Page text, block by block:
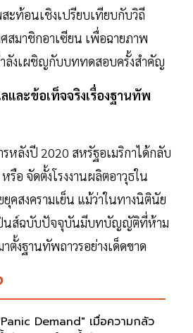
ะท้อนเชิงเปรียบเทียบกับวิถี
สมาชิกอาเซียน เพื่อฉายภาพ
ลังเผชิญกับบททดสอบครั้งสำคัญ
และข้อเท็จจริงเรื่องฐานทัพ
หลังปี 2020 สหรัฐอเมริกาได้กลับ
รือ จัดตั้งโรงงานผลิตอาวุธใน
คสงครามเย็น แม้ว่าในทางนิตินัย
นส์ฉบับปัจจุบันมีบทบัญญัติที่ห้าม
าตั้งฐานทัพถาวรอย่างเด็ดขาด
Demand" เมื่อความกลัว